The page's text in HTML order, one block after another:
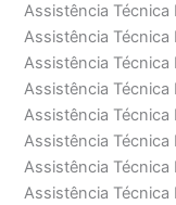
Assistência Técnica
Assistência Técnica
Assistência Técnica
Assistência Técnica
Assistência Técnica
Assistência Técnica
Assistência Técnica
Assistência Técnica